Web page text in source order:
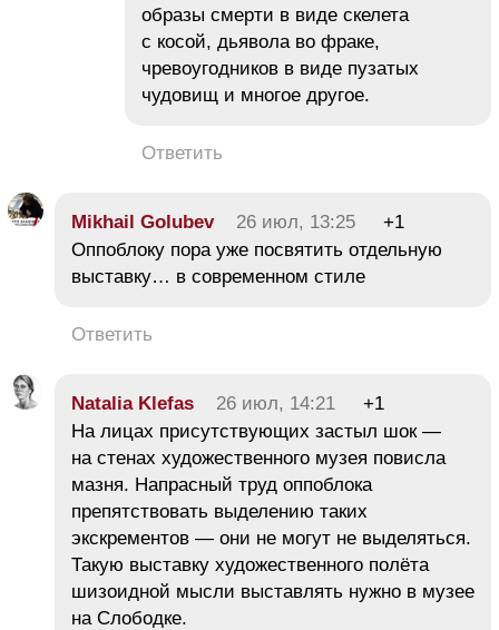
образы смерти в виде скелета
с косой, дьявола во фраке,
чревоугодников в виде пузатых
чудовищ и многое другое.
Ответить
Mikhail Golubev 26 июл, 13:25
+1
Оппоблоку пора уже посвятить отдельную
выставку… в современном стиле
Ответить
Natalia Klefas 26 июл, 14:21
+1
На лицах присутствующих застыл шок —
на стенах художественного музея повисла
мазня. Напрасный труд оппоблока
препятствовать выделению таких
экскрементов — они не могут не выделяться.
Такую выставку художественного полёта
шизоидной мысли выставлять нужно в музее
на Слободке.